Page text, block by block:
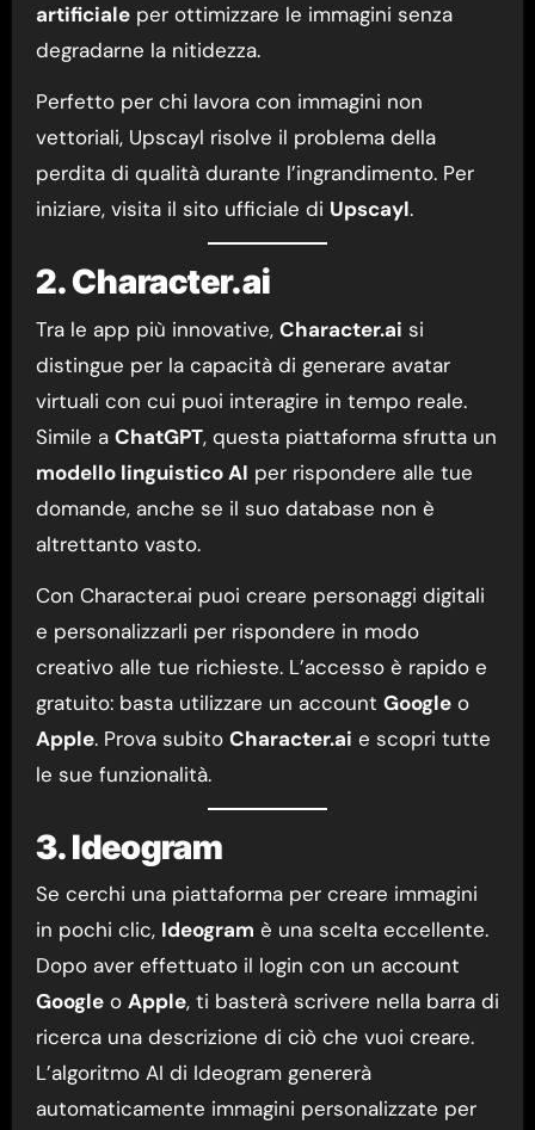
artificialeper ottimizzare le immagini senza
degradarne la nitidezza.
Perfetto per chi lavora con immagini non
vettoriali, Upscayl risolve il problema della
perdita di qualità durante l’ingrandimento. Per
iniziare, visita il sito ufficiale di Upscayl.
2. Character.ai
Tra le app più innovative, Character.ai si
distingue per la capacità di generare avatar
virtuali con cui puoi interagire in tempo reale.
Simile a ChatGPT, questa piattaforma sfrutta un
modello linguistico AI per rispondere alle tue
domande, anche se il suo database non è
altrettanto vasto.
Con Character.ai puoi creare personaggi digitali
e personalizzarli per rispondere in modo
creativo alle tue richieste. L’accesso è rapido e
gratuito: basta utilizzare un account Googleo
Apple. Prova subito Character.ai e scopri tutte
le sue funzionalità.
3. Ideogram
Se cerchi una piattaforma per creare immagini
in pochi clic, Ideogram è una scelta eccellente.
Dopo aver effettuato il login con un account
Googleo Apple, ti basterà scrivere nella barra di
ricerca una descrizione di ciò che vuoi creare.
L’algoritmo AI di Ideogram genererà
automaticamente immagini personalizzate per